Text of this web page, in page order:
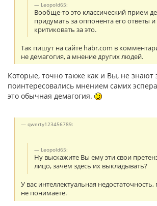
Leopold65:
Вообще-то это классический прием
придумать за оппонента его ответы и
критиковать за это.
Так пишут на сайте habr.com в
не демагогия, а мнение других людей.
Которые, точно также как и Вы, не знают
поинтересовались мнением самих
это обычная демагогия.
qwerty123456789:
Leopold65:
Ну выскажите Вы ему эти свои
лицо, зачем здесь их выкладывать?
У вас интеллектуальная
не понимаете.